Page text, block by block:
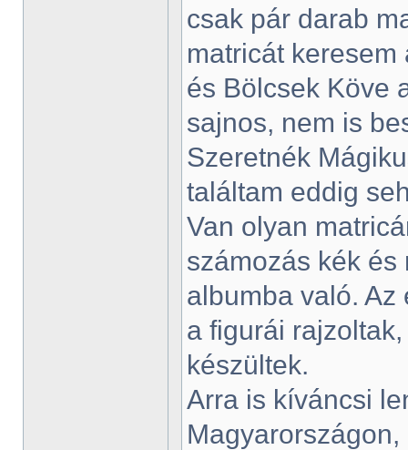
csak pár darab
matricát
és Bölcsek Köve
sajnos, nem is
Szeretnék
találtam eddig
Van olyan
számozás kék
albumba való.
a figurái
készültek.
Arra is kíváncsi